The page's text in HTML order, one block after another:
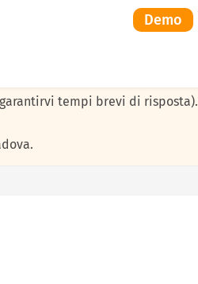
Demo
tempi brevi di risposta).